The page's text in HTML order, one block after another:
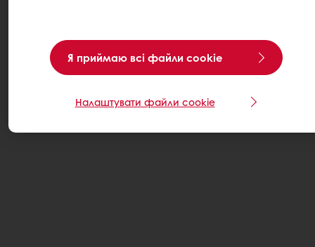
Я приймаю всі файли cookie
Налаштувати файли cookie